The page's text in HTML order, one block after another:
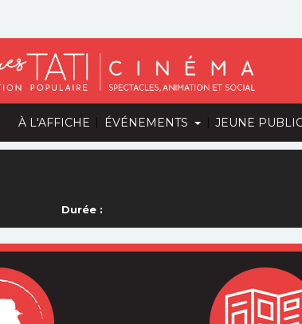
À L'AFFICHE | ÉVÉNEMENTS | JEUNE
Durée :